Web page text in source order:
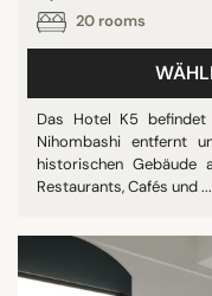
20 rooms
Das Hotel K5
Nihombashi entfernt
historischen
Restaurants, Cafés und ...